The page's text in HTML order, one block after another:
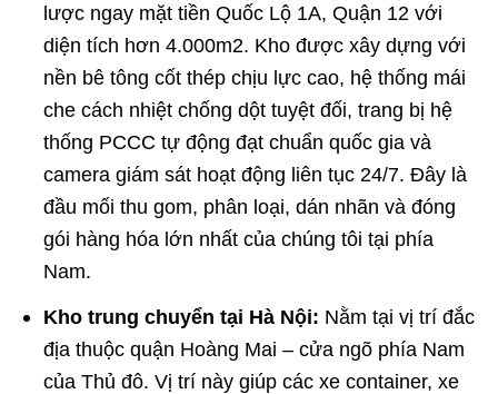
lược ngay mặt tiền Quốc Lộ 1A, Quận 12 với
diện tích hơn 4.000m2. Kho được xây dựng với
nền bê tông cốt thép chịu lực cao, hệ thống mái
che cách nhiệt chống dột tuyệt đối, trang bị hệ
thống PCCC tự động đạt chuẩn quốc gia và
camera giám sát hoạt động liên tục 24/7. Đây là
đầu mối thu gom, phân loại, dán nhãn và đóng
gói hàng hóa lớn nhất của chúng tôi tại phía
Nam.
Kho trung chuyển tại Hà Nội: Nằm tại vị trí đắc
địa thuộc quận Hoàng Mai – cửa ngõ phía Nam
của Thủ đô. Vị trí này giúp các xe container, xe